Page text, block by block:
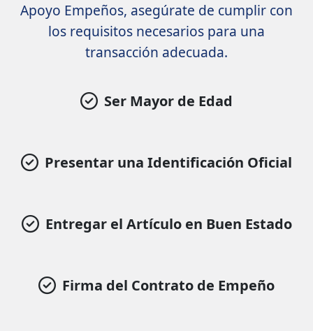
Apoyo Empeños, asegúrate de cumplir con
los requisitos necesarios para una
transacción adecuada.
Ser Mayor de Edad
Presentar una Identificación Oficial
Entregar el Artículo en Buen Estado
Firma del Contrato de Empeño